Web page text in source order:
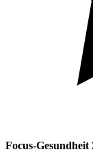
Focus-Gesundheit